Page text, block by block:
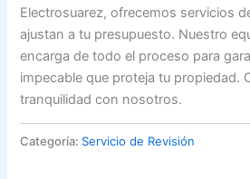
Electrosuarez, ofrecemos servicios
ajustan a tu presupuesto. Nuestro
encarga de todo el proceso para
impecable que proteja tu propiedad.
tranquilidad con nosotros.
Categoría: Servicio de Revisión